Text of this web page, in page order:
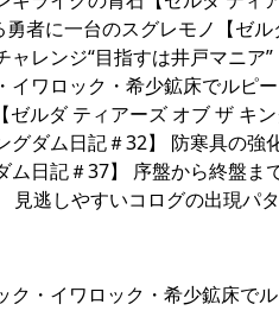
者に一台のスグレモノ【ゼ
レンジ“目指すは井戸マニ
ワロック・希少鉱床でルピ
ルダ ティアーズ オブ ザ キ
グダム日記＃32】 防寒具の
ム日記＃37】 序盤から終盤
見逃しやすいコログの出現パ
・イワロック・希少鉱床で